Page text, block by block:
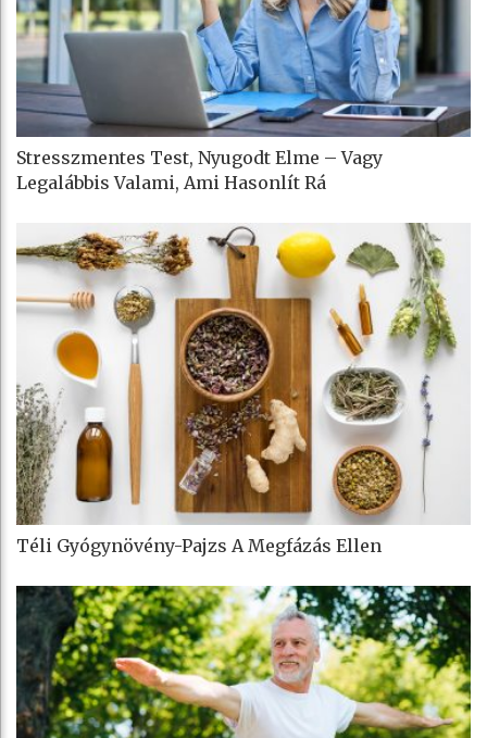
Stresszmentes Test, Nyugodt Elme – Vagy
Legalábbis Valami, Ami Hasonlít Rá
Téli Gyógynövény-Pajzs A Megfázás Ellen